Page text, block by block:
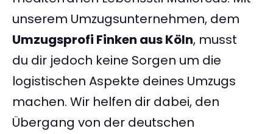
unserem Umzugsunternehmen, dem
Umzugsprofi Finken aus Köln, musst
du dir jedoch keine Sorgen um die
logistischen Aspekte deines Umzugs
machen. Wir helfen dir dabei, den
Übergang von der deutschen